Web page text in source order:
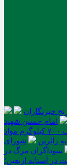
خبرنگاران
امام حسین شهید
هلاکت چهار شرور مسلح وکشف ۷۰۰ کیلوگرم مواد
زائرین
شورای
سوداگران مرگ در
در آستانه اربعین؛